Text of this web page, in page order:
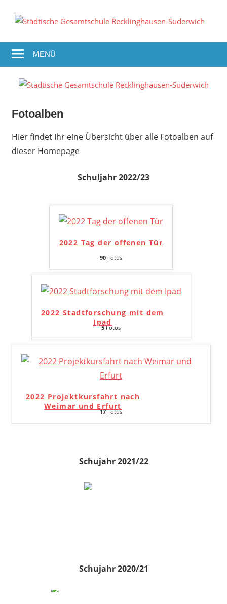
Inhalt
MENÜ
Fotoalben
Hier findet Ihr eine Übersicht über alle Fotoalben auf
dieser Homepage
Schuljahr 2022/23
2022 Tag der offenen Tür
90 Fotos
2022 Stadtforschung mit dem
Ipad
5Fotos
2022 Projektkursfahrt nach
Weimar und Erfurt
17Fotos
Schujahr 2021/22
Schujahr 2020/21